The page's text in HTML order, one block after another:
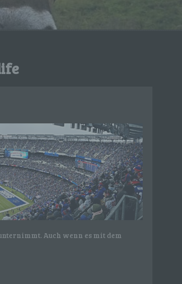
Auch wenn es mit dem